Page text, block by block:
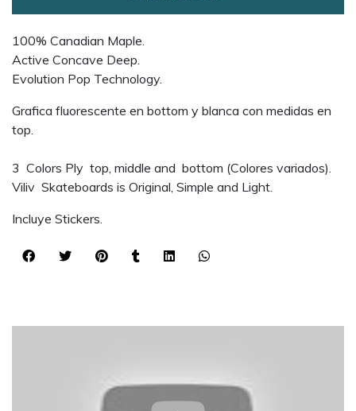
100% Canadian Maple.
Active Concave Deep.
Evolution Pop Technology.
Grafica fluorescente en bottom y blanca con medidas en
top.
3 Colors Ply top, middle and bottom (Colores variados).
Viliv Skateboards is Original, Simple and Light.
Incluye Stickers.